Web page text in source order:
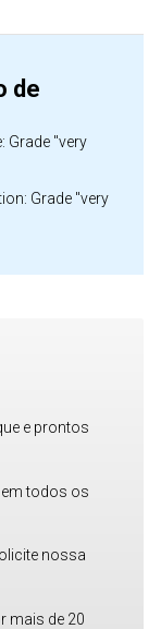
de
Grade "very
Grade "very
e prontos
em todos os
nossa
mais de 20